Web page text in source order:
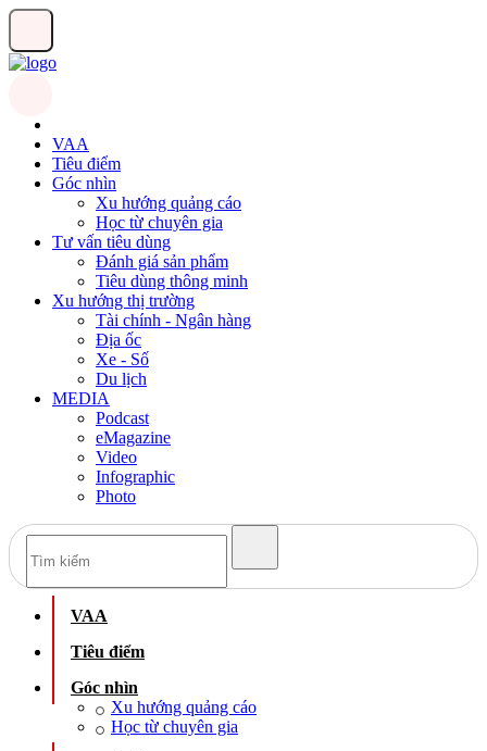
VAA
Tiêu điểm
Góc nhìn
Xu hướng quảng cáo
Học từ chuyên gia
Tư vấn tiêu dùng
Đánh giá sản phẩm
Tiêu dùng thông minh
Xu hướng thị trường
Tài chính - Ngân hàng
Địa ốc
Xe - Số
Du lịch
MEDIA
Podcast
eMagazine
Video
Infographic
Photo
VAA
Tiêu điểm
Góc nhìn
Xu hướng quảng cáo
Học từ chuyên gia